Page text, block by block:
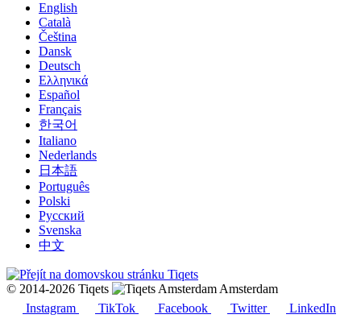
English
Català
Čeština
Dansk
Deutsch
Ελληνικά
Español
Français
한국어
Italiano
Nederlands
日本語
Português
Polski
Русский
Svenska
中文
© 2014-2026 Tiqets
Amsterdam
Instagram
TikTok Facebook Twitter LinkedIn